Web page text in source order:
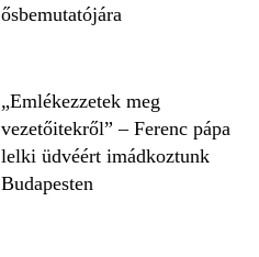
ősbemutatójára
„Emlékezzetek meg
vezetőitekről” – Ferenc pápa
lelki üdvéért imádkoztunk
Budapesten